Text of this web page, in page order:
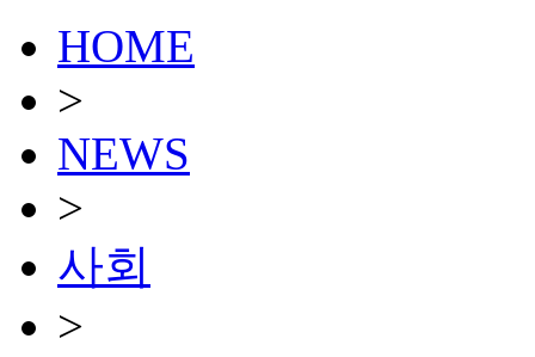
HOME
>
NEWS
>
사회
>